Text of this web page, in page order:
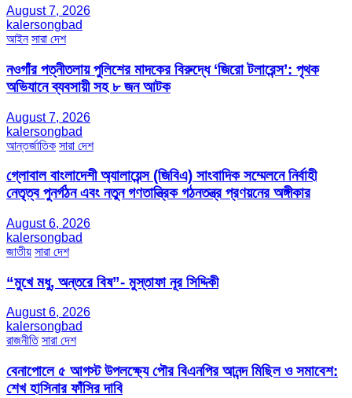
August 7, 2026
kalersongbad
আইন সারা দেশ
নওগাঁর পত্নীতলায় পুলিশের মাদকের বিরুদ্ধে ‘জিরো টলারেন্স’: পৃথক
অভিযানে ব্যবসায়ী সহ ৮ জন আটক
August 7, 2026
kalersongbad
আন্তর্জাতিক সারা দেশ
গ্লোবাল বাংলাদেশী অ্যালায়েন্স (জিবিএ) সাংবাদিক সম্মেলনে নির্বাহী
নেতৃত্ব পুনর্গঠন এবং নতুন গণতান্ত্রিক গঠনতন্ত্র প্রণয়নের অঙ্গীকার
August 6, 2026
kalersongbad
জাতীয় সারা দেশ
“মুখে মধু, অন্তরে বিষ”- মুস্তাফা নূর সিদ্দিকী
August 6, 2026
kalersongbad
রাজনীতি সারা দেশ
বেনাপোলে ৫ আগস্ট উপলক্ষ্যে পৌর বিএনপির আনন্দ মিছিল ও সমাবেশ:
শেখ হাসিনার ফাঁসির দাবি